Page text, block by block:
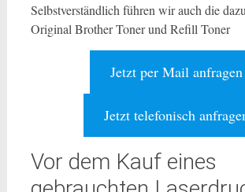
Selbstverständlich führen wir auch die
Original Brother Toner und Refill Toner
Jetzt per Mail anfragen
Jetzt telefonisch
Vor dem Kauf eines